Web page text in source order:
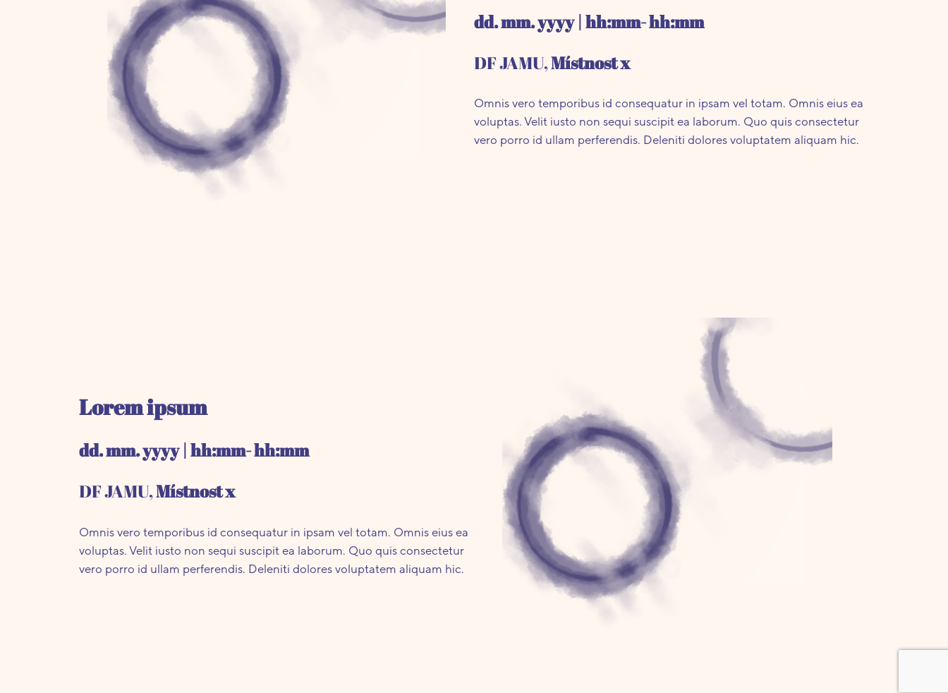
dd. mm. yyyy | hh:mm- hh:mm
DF JAMU,Místnost x
Omnis vero temporibus id consequatur in ipsam vel totam. Omnis eius ea
voluptas. Velit iusto non sequi suscipit ea laborum. Quo quis consectetur
vero porro id ullam perferendis. Deleniti dolores voluptatem aliquam hic.
Lorem ipsum
dd. mm. yyyy | hh:mm- hh:mm
DF JAMU,Místnost x
Omnis vero temporibus id consequatur in ipsam vel totam. Omnis eius ea
voluptas. Velit iusto non sequi suscipit ea laborum. Quo quis consectetur
vero porro id ullam perferendis. Deleniti dolores voluptatem aliquam hic.